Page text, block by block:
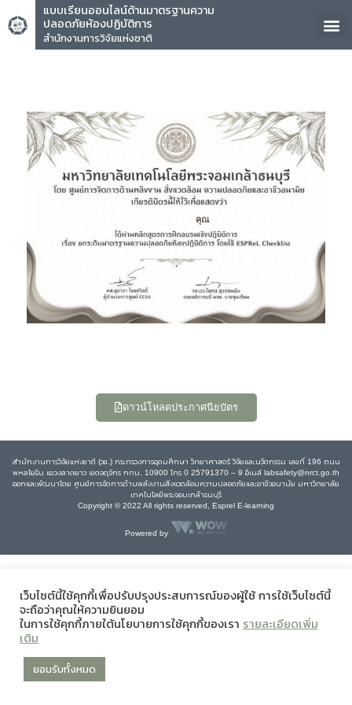
แบบเรียนออนไลน์ด้านมาตรฐานความ
ปลอดภัยห้องปฏิบัติการ
สำนักงานการวิจัยแห่งชาติ
คุณ
ดาวน์โหลดประกาศนียบัตร
สำนักงานการวิจัยแห่งชาติ (วช.) กระทรวงการอุดมศึกษา วิทยาศาสตร์ วิจัยและนวัตกรรม เลขที่ 196 ถนน
พหลโยธิน แขวงลาดยาว เขตจตุจักร กทม. 10900 โทร 0 25791370 – 9 อีเมล์ labsafety@nrct.go.th
ออกและพัฒนาโดย ศูนย์การจัดการด้านพลังงานสิ่งแวดล้อมความปลอดภัยและอาชีวอนามัย มหาวิทยาลัย
เทคโนโลยีพระจอมเกล้าธนบุรี
Copyright © 2022 All rights reserved, Esprel E-learning
Powered by
เว็บไซต์นี้ใช้คุกกี้เพื่อปรับปรุงประสบการณ์ของผู้ใช้ การใช้เว็บไซต์นี้
จะถือว่าคุณให้ความยินยอม
ในการใช้คุกกี้ภายใต้นโยบายการใช้คุกกี้ของเรา รายละเอียดเพิ่ม
เติม
ยอมรับทั้งหมด